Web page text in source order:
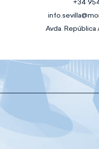
+34
Avda. República